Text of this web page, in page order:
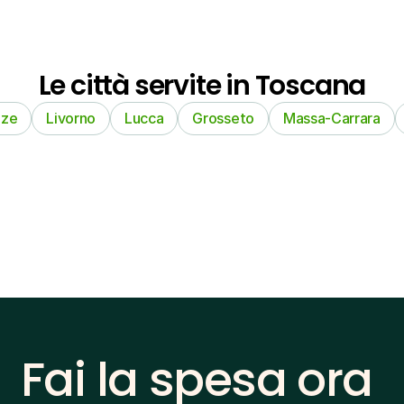
Le città servite in Toscana
Livorno Lucca Grosseto Massa-Carrara
Fai la spesa ora